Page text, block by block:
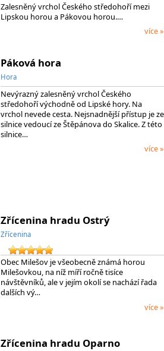
Zalesněný vrchol Českého středohoří mezi
Lipskou horou a Pákovou horou.…
více »
Páková hora
Hora
Nevýrazný zalesněný vrchol Českého
středohoří východně od Lipské hory. Na
vrchol nevede cesta. Nejsnadnější přístup je ze
silnice vedoucí ze Štěpánova do Skalice. Z této
silnice…
více »
Zřícenina hradu Ostrý
Zřícenina
Obec Milešov je všeobecně známá horou
Milešovkou, na níž míří ročně tisíce
návštěvníků, ale v jejím okolí se nachází řada
dalších vý…
více »
Zřícenina hradu Oparno